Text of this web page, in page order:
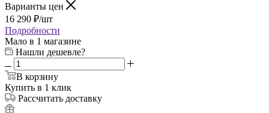
Варианты цен
16 290 ₽/шт
Подробности
Мало в 1 магазине
Нашли дешевле?
В корзину
Купить в 1 клик
Рассчитать доставку